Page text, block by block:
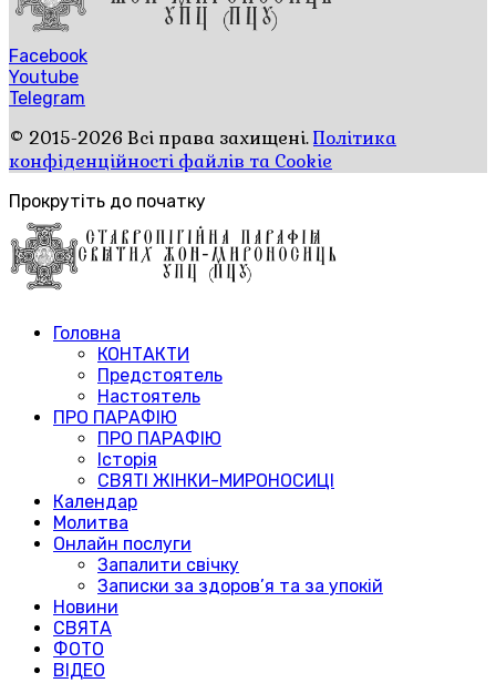
Facebook
Youtube
Telegram
© 2015-2026 Всі права захищені.Політика
конфіденційності файлів та Cookie
Прокрутіть до початку
Головна
КОНТАКТИ
Предстоятель
Настоятель
ПРО ПАРАФІЮ
ПРО ПАРАФІЮ
Історія
СВЯТІ ЖІНКИ-МИРОНОСИЦІ
Календар
Молитва
Онлайн послуги
Запалити свічку
Записки за здоров’я та за упокій
Новини
СВЯТА
ФОТО
ВІДЕО